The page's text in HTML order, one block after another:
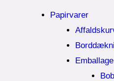
Papirvarer
Emballage